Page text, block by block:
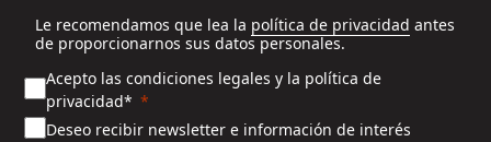
Le recomendamos que lea la política de privacidad antes
de proporcionarnos sus datos personales.
Acepto las condiciones legales y la política de
privacidad*
Deseo recibir newsletter e información de interés